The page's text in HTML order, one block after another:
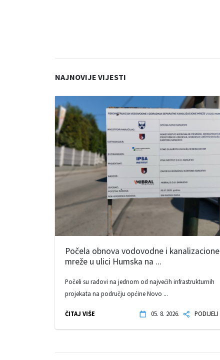
NAJNOVIJE VIJESTI
Počela obnova vodovodne i kanalizacione
mreže u ulici Humska na ...
Počeli su radovi na jednom od najvećih infrastrukturnih
projekata na području općine Novo ...
ČITAJ VIŠE 05. 8. 2026. PODIJELI